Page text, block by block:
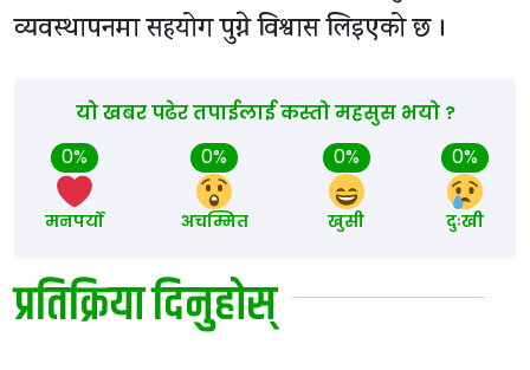
व्यवस्थापनमा सहयोग पुग्ने विश्वास लिइएको छ ।
यो खबर पढेर तपाईलाई कस्तो महसुस भयो ?
0%
मनपर्यो
0%
अचम्मित
0%
खुसी
0%
दुःखी
प्रतिक्रिया दिनुहोस्